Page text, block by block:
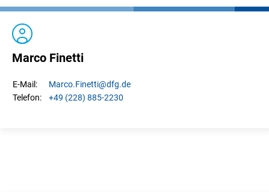
Marco Finetti
E-Mail: Marco.Finetti@dfg.de
Telefon:
+49 (228) 885-2230